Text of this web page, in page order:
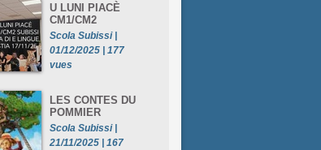
U LUNI PIACÈ
CM1/CM2
Scola Subissi |
01/12/2025 | 177
vues
LES CONTES DU
POMMIER
Scola Subissi |
21/11/2025 | 167